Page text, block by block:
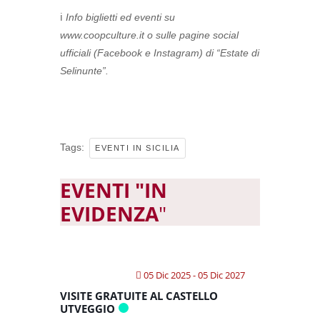
ℹ️ Info biglietti ed eventi su
www.coopculture.it o sulle pagine social
ufficiali (Facebook e Instagram) di “Estate di
Selinunte”.
Tags: EVENTI IN SICILIA
EVENTI "IN
EVIDENZA"
05 Dic 2025- 05 Dic 2027
VISITE GRATUITE AL CASTELLO
UTVEGGIO